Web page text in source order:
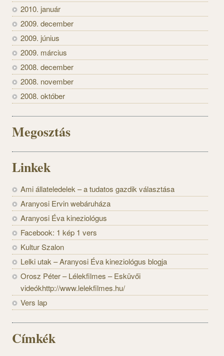
2010. január
2009. december
2009. június
2009. március
2008. december
2008. november
2008. október
Megosztás
Linkek
Ami állateledelek – a tudatos gazdik választása
Aranyosi Ervin webáruháza
Aranyosi Éva kineziológus
Facebook: 1 kép 1 vers
Kultur Szalon
Lelki utak – Aranyosi Éva kineziológus blogja
Orosz Péter – Lélekfilmes – Esküvői
videókhttp://www.lelekfilmes.hu/
Vers lap
Címkék